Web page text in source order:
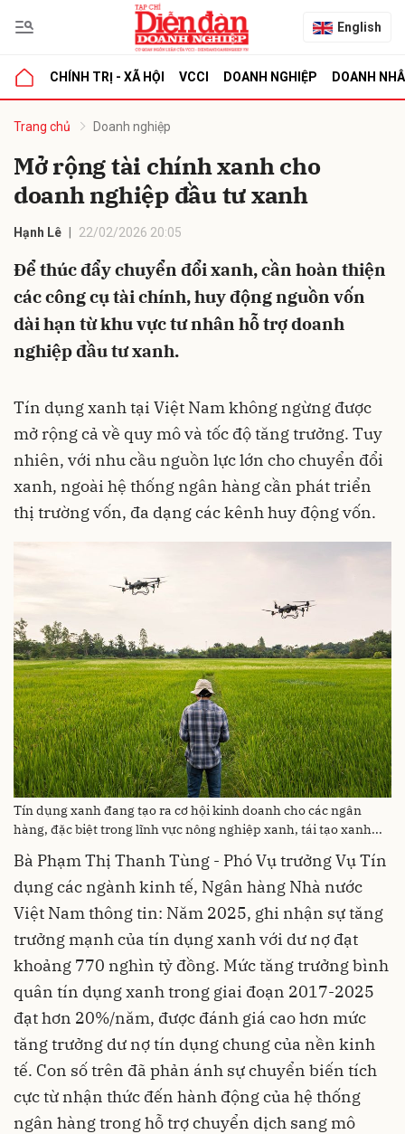
English
CHÍNH TRỊ - XÃ HỘI VCCI DOANH NGHIỆP DOANH
Trang chủ Doanh nghiệp
Mở rộng tài chính xanh cho
doanh nghiệp đầu tư xanh
Hạnh Lê 22/02/2026 20:05
Để thúc đẩy chuyển đổi xanh, cần hoàn thiện
các công cụ tài chính, huy động nguồn vốn
dài hạn từ khu vực tư nhân hỗ trợ doanh
nghiệp đầu tư xanh.
Tín dụng xanh tại Việt Nam không ngừng được
mở rộng cả về quy mô và tốc độ tăng trưởng. Tuy
nhiên, với nhu cầu nguồn lực lớn cho chuyển đổi
xanh, ngoài hệ thống ngân hàng cần phát triển
thị trường vốn, đa dạng các kênh huy động vốn.
Tín dụng xanh đang tạo ra cơ hội kinh doanh cho các ngân
hàng, đặc biệt trong lĩnh vực nông nghiệp xanh, tái tạo xanh...
Bà Phạm Thị Thanh Tùng - Phó Vụ trưởng Vụ Tín
dụng các ngành kinh tế, Ngân hàng Nhà nước
Việt Nam thông tin: Năm 2025, ghi nhận sự tăng
trưởng mạnh của tín dụng xanh với dư nợ đạt
khoảng 770 nghìn tỷ đồng. Mức tăng trưởng bình
quân tín dụng xanh trong giai đoạn 2017-2025
đạt hơn 20%/năm, được đánh giá cao hơn mức
tăng trưởng dư nợ tín dụng chung của nền kinh
tế. Con số trên đã phản ánh sự chuyển biến tích
cực từ nhận thức đến hành động của hệ thống
ngân hàng trong hỗ trợ chuyển dịch sang mô
luận
Hủy